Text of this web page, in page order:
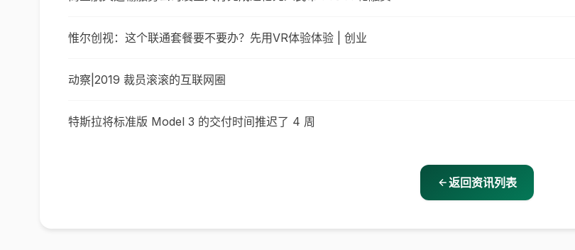
惟尔创视：这个联通套餐要不要办？先用VR体验体验 | 创业
动察|2019 裁员滚滚的互联网圈
特斯拉将标准版 Model 3 的交付时间推迟了 4 周
返回资讯列表